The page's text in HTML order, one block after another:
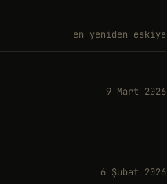
en yeniden eskiye
9 Mart 2026
6 Şubat 2026